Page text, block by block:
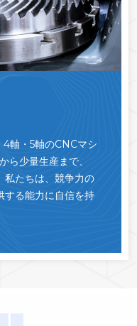
軸・5軸のCNCマシ
ら少量生産まで、
私たちは、競争力の
する能力に自信を持